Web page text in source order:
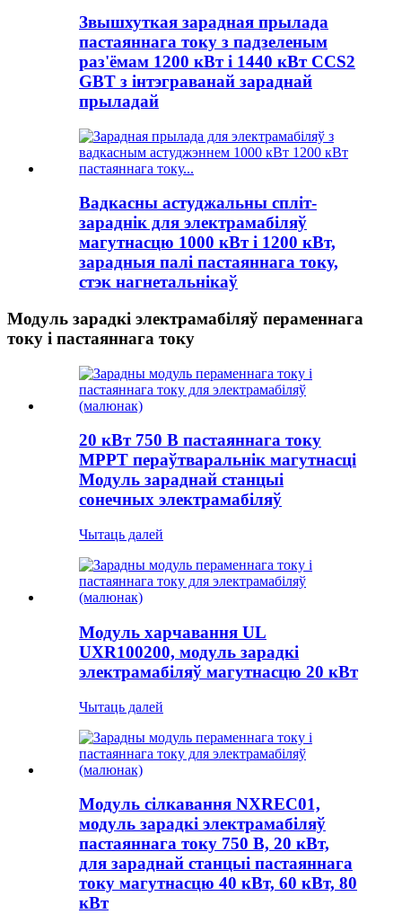
Звышхуткая зарадная прылада
пастаяннага току з падзеленым
раз'ёмам 1200 кВт і 1440 кВт CCS2
GBT з інтэграванай зараднай
прыладай
Вадкасны астуджальны спліт-
зараднік для электрамабіляў
магутнасцю 1000 кВт і 1200 кВт,
зарадныя палі пастаяннага току,
стэк нагнетальнікаў
Модуль зарадкі электрамабіляў пераменнага
току і пастаяннага току
20 кВт 750 В пастаяннага току
MPPT пераўтваральнік магутнасці
Модуль зараднай станцыі
сонечных электрамабіляў
Чытаць далей
Модуль харчавання UL
UXR100200, модуль зарадкі
электрамабіляў магутнасцю 20 кВт
Чытаць далей
Модуль сілкавання NXREC01,
модуль зарадкі электрамабіляў
пастаяннага току 750 В, 20 кВт,
для зараднай станцыі пастаяннага
току магутнасцю 40 кВт, 60 кВт, 80
кВт